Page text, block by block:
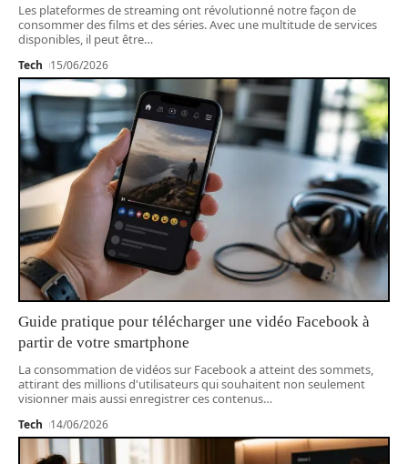
Les plateformes de streaming ont révolutionné notre façon de
consommer des films et des séries. Avec une multitude de services
disponibles, il peut être…
Tech 15/06/2026
Guide pratique pour télécharger une vidéo Facebook à
partir de votre smartphone
La consommation de vidéos sur Facebook a atteint des sommets,
attirant des millions d'utilisateurs qui souhaitent non seulement
visionner mais aussi enregistrer ces contenus…
Tech 14/06/2026